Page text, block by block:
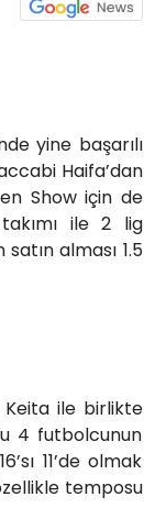
yine başarılı
Haifa’dan
Show için de
ile 2 lig
alması 1.5
Keita ile birlikte
4 futbolcunun
11’de olmak
temposu